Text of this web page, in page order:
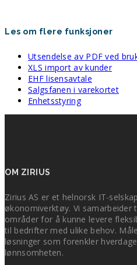
Les om flere funksjoner
Utsendelse av PDF ved
XLS import av kunder
EHF lisensavtale
Salgsfanen i varekortet
Enhetsstyring
OM ZIRIUS
Zirius AS er et helnorsk IT-
økonomiverktøy. Vi
områder for å kunne levere
til bedrifter med ulike behov.
løsninger som forenkler
lønnsomheten.